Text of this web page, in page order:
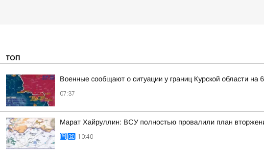
ТОП
Военные сообщают о ситуации у границ Курской области на 6
07:37
Марат Хайруллин: ВСУ полностью провалили план
10:40